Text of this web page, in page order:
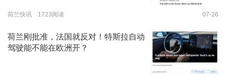
荷兰快讯 1723阅读 07-26
荷兰刚批准，法国就反对！特斯拉自动
驾驶能不能在欧洲开？